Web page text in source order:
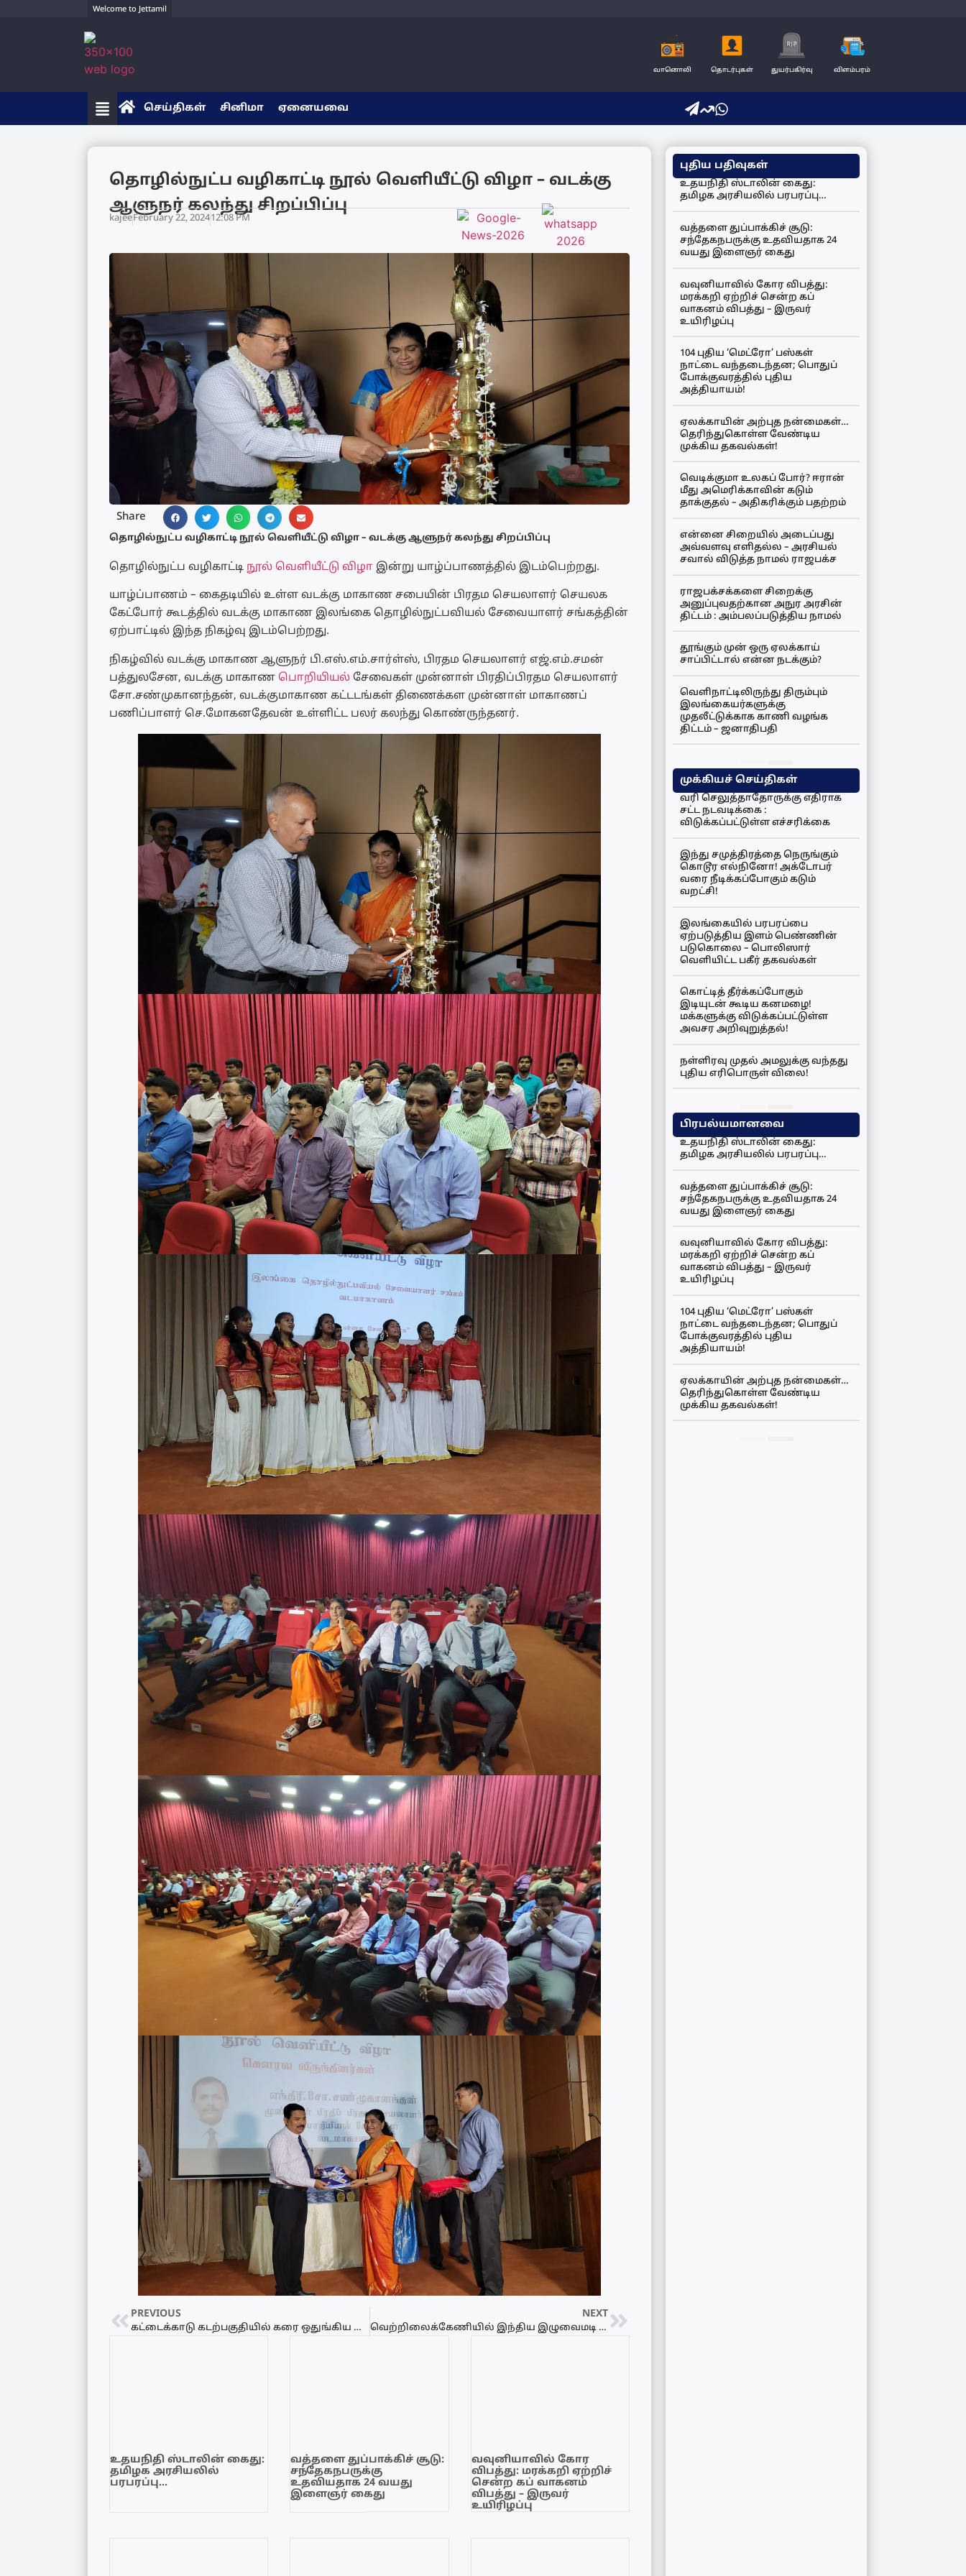
Welcome to Jettamil
வானொலி தொடர்புகள் துயர்பகிர்வு விளம்பரம்
செய்திகள் சினிமா ஏனையவை
தொழில்நுட்ப வழிகாட்டி நூல் வெளியீட்டு விழா – வடக்கு
ஆளுநர் கலந்து சிறப்பிப்பு
kajeeFebruary 22, 202412:08 PM
Share
தொழில்நுட்ப வழிகாட்டி நூல் வெளியீட்டு விழா – வடக்கு ஆளுநர் கலந்து சிறப்பிப்பு
தொழில்நுட்ப வழிகாட்டி நூல் வெளியீட்டு விழா இன்று யாழ்ப்பாணத்தில் இடம்பெற்றது.
யாழ்ப்பாணம் – கைதடியில் உள்ள வடக்கு மாகாண சபையின் பிரதம செயலாளர் செயலக
கேட்போர் கூடத்தில் வடக்கு மாகாண இலங்கை தொழில்நுட்பவியல் சேவையாளர் சங்கத்தின்
ஏற்பாட்டில் இந்த நிகழ்வு இடம்பெற்றது.
நிகழ்வில் வடக்கு மாகாண ஆளுநர் பி.எஸ்.எம்.சார்ள்ஸ், பிரதம செயலாளர் எஜ்.எம்.சமன்
பத்துலசேன, வடக்கு மாகாண பொறியியல் சேவைகள் முன்னாள் பிரதிப்பிரதம செயலாளர்
சோ.சண்முகானந்தன், வடக்குமாகாண கட்டடங்கள் திணைக்கள முன்னாள் மாகாணப்
பணிப்பாளர் செ.மோகனதேவன் உள்ளிட்ட பலர் கலந்து கொண்ருந்தனர்.
PREVIOUS
கட்டைக்காடு கடற்பகுதியில் கரை ஒதுங்கிய கூம்பு வடிவிலான கூடாரம்!
NEXT
வெற்றிலைக்கேணியில் இந்திய இழுவைமடி படகுகள் அட்டகாசம்
உதயநிதி ஸ்டாலின் கைது:
தமிழக அரசியலில்
பரபரப்பு…
வத்தளை துப்பாக்கிச் சூடு:
சந்தேகநபருக்கு
உதவியதாக 24 வயது
இளைஞர் கைது
வவுனியாவில் கோர
விபத்து: மரக்கறி ஏற்றிச்
சென்ற கப் வாகனம்
விபத்து – இருவர்
உயிரிழப்பு
புதிய பதிவுகள்
உதயநிதி ஸ்டாலின் கைது:
தமிழக அரசியலில் பரபரப்பு…
வத்தளை துப்பாக்கிச் சூடு:
சந்தேகநபருக்கு உதவியதாக 24
வயது இளைஞர் கைது
வவுனியாவில் கோர விபத்து:
மரக்கறி ஏற்றிச் சென்ற கப்
வாகனம் விபத்து – இருவர்
உயிரிழப்பு
104 புதிய ‘மெட்ரோ’ பஸ்கள்
நாட்டை வந்தடைந்தன; பொதுப்
போக்குவரத்தில் புதிய
அத்தியாயம்!
ஏலக்காயின் அற்புத நன்மைகள்…
தெரிந்துகொள்ள வேண்டிய
முக்கிய தகவல்கள்!
வெடிக்குமா உலகப் போர்? ஈரான்
மீது அமெரிக்காவின் கடும்
தாக்குதல் – அதிகரிக்கும் பதற்றம்
என்னை சிறையில் அடைப்பது
அவ்வளவு எளிதல்ல – அரசியல்
சவால் விடுத்த நாமல் ராஜபக்ச
ராஜபக்சக்களை சிறைக்கு
அனுப்புவதற்கான அநுர அரசின்
திட்டம் : அம்பலப்படுத்திய நாமல்
தூங்கும் முன் ஒரு ஏலக்காய்
சாப்பிட்டால் என்ன நடக்கும்?
வெளிநாட்டிலிருந்து திரும்பும்
இலங்கையர்களுக்கு
முதலீட்டுக்காக காணி வழங்க
திட்டம் – ஜனாதிபதி
முக்கியச் செய்திகள்
வரி செலுத்தாதோருக்கு எதிராக
சட்ட நடவடிக்கை :
விடுக்கப்பட்டுள்ள எச்சரிக்கை
இந்து சமுத்திரத்தை நெருங்கும்
கொடூர எல்நினோ! அக்டோபர்
வரை நீடிக்கப்போகும் கடும்
வறட்சி!
இலங்கையில் பரபரப்பை
ஏற்படுத்திய இளம் பெண்ணின்
படுகொலை – பொலிஸார்
வெளியிட்ட பகீர் தகவல்கள்
கொட்டித் தீர்க்கப்போகும்
இடியுடன் கூடிய கனமழை!
மக்களுக்கு விடுக்கப்பட்டுள்ள
அவசர அறிவுறுத்தல்!
நள்ளிரவு முதல் அமலுக்கு வந்தது
புதிய எரிபொருள் விலை!
பிரபல்யமானவை
உதயநிதி ஸ்டாலின் கைது:
தமிழக அரசியலில் பரபரப்பு…
வத்தளை துப்பாக்கிச் சூடு:
சந்தேகநபருக்கு உதவியதாக 24
வயது இளைஞர் கைது
வவுனியாவில் கோர விபத்து:
மரக்கறி ஏற்றிச் சென்ற கப்
வாகனம் விபத்து – இருவர்
உயிரிழப்பு
104 புதிய ‘மெட்ரோ’ பஸ்கள்
நாட்டை வந்தடைந்தன; பொதுப்
போக்குவரத்தில் புதிய
அத்தியாயம்!
ஏலக்காயின் அற்புத நன்மைகள்…
தெரிந்துகொள்ள வேண்டிய
முக்கிய தகவல்கள்!